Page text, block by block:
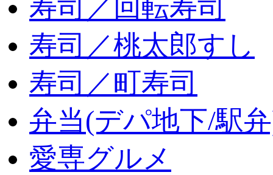
寿司／回転寿司
寿司／桃太郎すし
寿司／町寿司
弁当(デパ地下/駅
愛専グルメ